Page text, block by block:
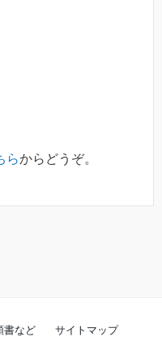
らからどうぞ。
書など
サイトマップ